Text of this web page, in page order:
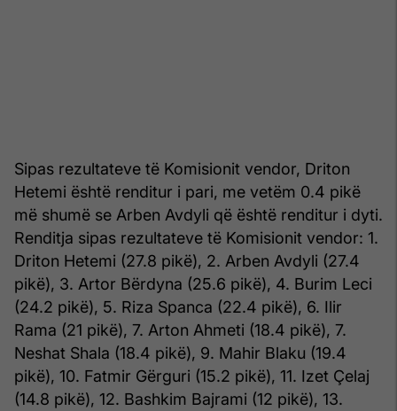
Sipas rezultateve të Komisionit vendor, Driton
Hetemi është renditur i pari, me vetëm 0.4 pikë
më shumë se Arben Avdyli që është renditur i dyti.
Renditja sipas rezultateve të Komisionit vendor: 1.
Driton Hetemi (27.8 pikë), 2. Arben Avdyli (27.4
pikë), 3. Artor Bërdyna (25.6 pikë), 4. Burim Leci
(24.2 pikë), 5. Riza Spanca (22.4 pikë), 6. Ilir
Rama (21 pikë), 7. Arton Ahmeti (18.4 pikë), 7.
Neshat Shala (18.4 pikë), 9. Mahir Blaku (19.4
pikë), 10. Fatmir Gërguri (15.2 pikë), 11. Izet Çelaj
(14.8 pikë), 12. Bashkim Bajrami (12 pikë), 13.